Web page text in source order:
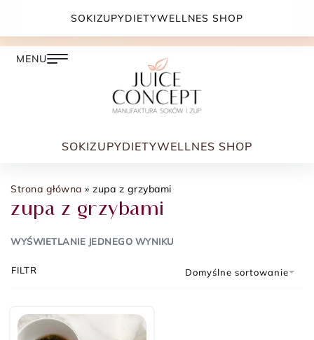
DARMOWA DOSTAWA PRZY ZAMÓWIENIU JUŻ OD
SOKIZUPYDIETYWELLNES SHOP
Strona główna » zupa z grzybami
zupa z grzybami
WYŚWIETLANIE JEDNEGO WYNIKU
Domyślne sortowanie
FILTR
SOKIZUPYDIETYWELLNES SHOP